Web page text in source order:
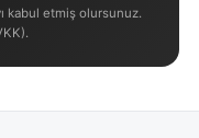
kabul etmiş olursunuz.